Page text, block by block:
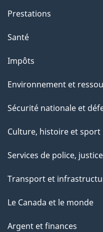
p
a
e
Prestations
Santé
Impôts
Environnement et
Sécurité nationale et
Culture, histoire et sport
Services de police,
Transport et
Le Canada et le monde
Argent et finances